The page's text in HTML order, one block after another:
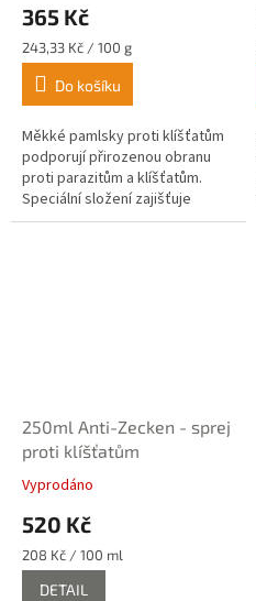
produktu
je
5,0
5
hvězdiček.
365 Kč
Měrná
cena:
243,33 Kč / 100 g
Do košíku
Měkké pamlsky proti klíšťatům
podporují přirozenou obranu
proti parazitům a klíšťatům.
Speciální složení zajišťuje
změnu tělesného pachu psa a
250ml Anti-Zecken - sprej
proti klíšťatům
Průměrné
produktu
je
4,0
Vyprodáno
520 Kč
Měrná
cena:
208 Kč / 100 ml
DETAIL